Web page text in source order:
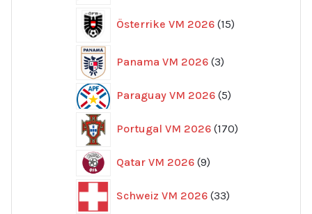
Österrike VM 2026 15
produkter
Panama VM 2026 3
produkter
Paraguay VM 2026 55
Portugal VM 2026 170
produkter
Qatar VM 2026 99
Schweiz VM 2026 33
produkter